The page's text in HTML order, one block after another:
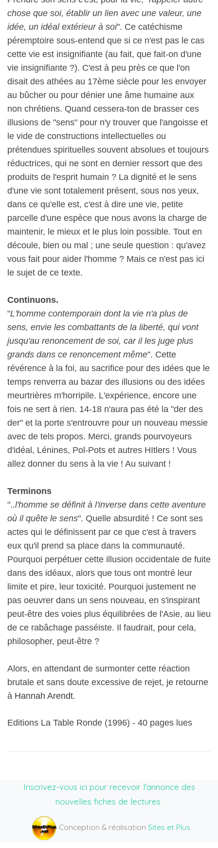
chose que soi, établir un lien avec une valeur, une
idée, un idéal extérieur à soi". Ce catéchisme
péremptoire sous-entend que si ce n'est pas le cas
cette vie est insignifiante (au fait, que fait-on d'une
vie insignifiante ?). C'est à peu près ce que l'on
disait des athées au 17ème siècle pour les envoyer
au bûcher ou pour dénier une âme humaine aux
non chrétiens. Quand cessera-ton de brasser ces
illusions de "sens" pour n'y trouver que l'angoisse et
le vide de constructions intellectuelles ou
prétendues spirituelles souvent absolues et toujours
réductrices, qui ne sont en dernier ressort que des
produits de l'esprit humain ? La dignité et le sens
d'une vie sont totalement présent, sous nos yeux,
dans ce qu'elle est, c'est à dire une vie, petite
parcelle d'une espèce que nous avons la charge de
maintenir, le mieux et le plus loin possible. Tout en
découle, bien ou mal ; une seule question : qu'avez
vous fait pour aider l'homme ? Mais ce n'est pas ici
le sujet de ce texte.
Continuons.
"L'homme contemporain dont la vie n'a plus de
sens, envie les combattants de la liberté, qui vont
jusqu'au renoncement de soi, car il les juge plus
grands dans ce renoncement même". Cette
révérence à la foi, au sacrifice pour des idées que le
temps renverra au bazar des illusions ou des idées
meurtrières m'horripile. L'expérience, encore une
fois ne sert à rien. 14-18 n'aura pas été la "der des
der" et la porte s'entrouvre pour un nouveau messie
avec de tels propos. Merci, grands pourvoyeurs
d'idéal, Lénines, Pol-Pots et autres HItlers ! Vous
allez donner du sens à la vie ! Au suivant !
Terminons
"..l'homme se définit à l'inverse dans cette aventure
où il quête le sens". Quelle absurdité ! Ce sont ses
actes qui le définissent par ce que c'est à travers
eux qu'il prend sa place dans la communauté.
Pourquoi perpétuer cette illusion occidentale de fuite
dans des idéaux, alors que tous ont montré leur
limite et pire, leur toxicité. Pourquoi justement ne
pas oeuvrer dans un sens nouveau, en s'inspirant
peut-être des voies plus équilibrées de l'Asie, au lieu
de ce rabâchage passéiste. Il faudrait, pour cela,
philosopher, peut-être ?
Alors, en attendant de surmonter cette réaction
brutale et sans doute excessive de rejet, je retourne
à Hannah Arendt.
Editions La Table Ronde (1996) - 40 pages lues
Inscrivez-vous ici pour recevoir l'annonce des
nouvelles fiches de lectures
Conception & réalisation Sites et Plus